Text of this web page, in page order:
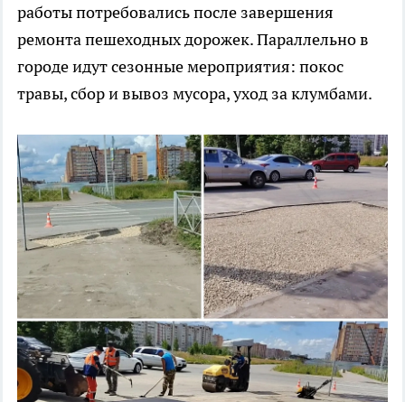
работы потребовались после завершения
ремонта пешеходных дорожек. Параллельно в
городе идут сезонные мероприятия: покос
травы, сбор и вывоз мусора, уход за клумбами.